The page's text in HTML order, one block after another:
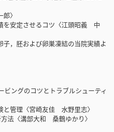
〉
安定させるコツ〈江頭昭義 中
，胚および卵巣凍結の当院実績よ
ングのコツとトラブルシューティ
管理〈宮崎友佳 水野里志〉
法〈溝部大和 桑鶴ゆかり〉